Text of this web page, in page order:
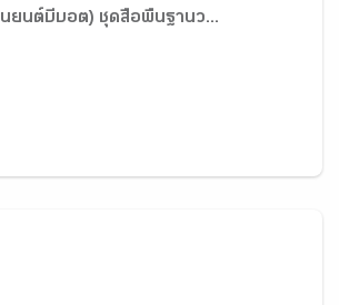
ยนต์บีบอต) ชุดสื่อพื้นฐานว...